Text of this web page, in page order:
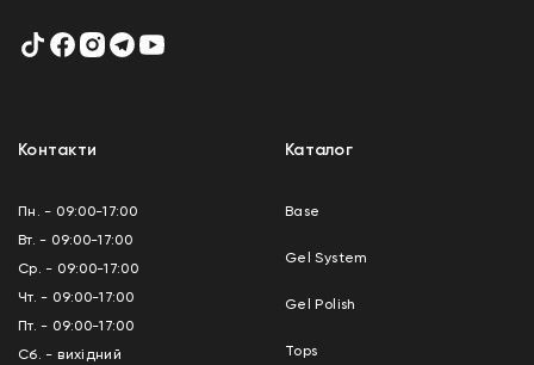
Контакти
Пн. - 09:00-17:00
Вт. - 09:00-17:00
Ср. - 09:00-17:00
Чт. - 09:00-17:00
Пт. - 09:00-17:00
Сб. - вихідний
Каталог
Base
Gel System
Gel Polish
Tops